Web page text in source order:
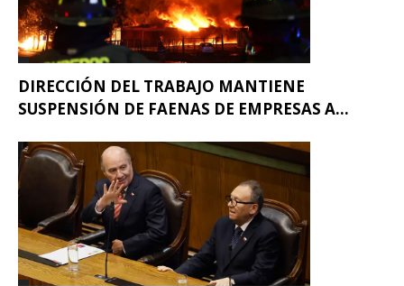
DIRECCIÓN DEL TRABAJO MANTIENE
SUSPENSIÓN DE FAENAS DE EMPRESAS A...